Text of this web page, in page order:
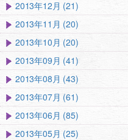
2013年12月 (21)
2013年11月 (20)
2013年10月 (20)
2013年09月 (41)
2013年08月 (43)
2013年07月 (61)
2013年06月 (85)
2013年05月 (25)